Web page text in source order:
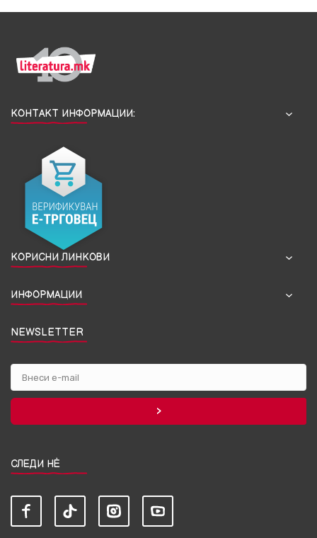
КОНТАКТ ИНФОРМАЦИИ:
КОРИСНИ ЛИНКОВИ
ИНФОРМАЦИИ
NEWSLETTER
СЛЕДИ НЀ